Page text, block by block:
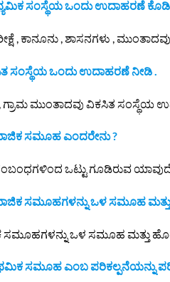
ಸಂಸ್ಥೆಯ ಒಂದು ಉದಾಹರಣೆ ಕೊಡಿ
, ಕಾನೂನು , ಶಾಸನಗಳು ,
ಸಂಸ್ಥೆಯ ಒಂದು ಉದಾಹರಣೆ ನೀಡಿ .
ಗ್ರಾಮ ಮುಂತಾದವು ವಿಕಸಿತ ಸಂಸ್ಥೆಯ
ಸಮೂಹ ಎಂದರೇನು ?
ಒಟ್ಟು ಗೂಡಿರುವ
ಸಮೂಹಗಳನ್ನು ಒಳ ಸಮೂಹ
ಸಮೂಹಗಳನ್ನು ಒಳ ಸಮೂಹ ಮತ್ತು
ಸಮೂಹ ಎಂಬ ಪರಿಕಲ್ಪನೆಯನ್ನು